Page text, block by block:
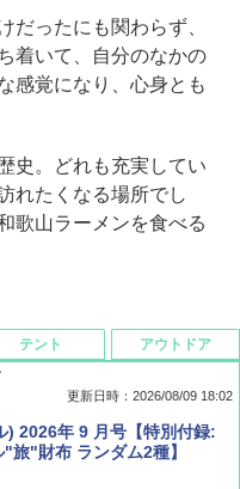
ったにも関わらず、
着いて、自分のなかの
感覚になり、心身とも
史。どれも充実してい
れたくなる場所でし
歌山ラーメンを食べる
更新日時：2026/08/09 18:02
) 2026年 9 月号【特別付録:
旅"財布 ランダム2種】
テント アウトドア